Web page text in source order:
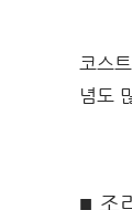
코스
념도
■ 조